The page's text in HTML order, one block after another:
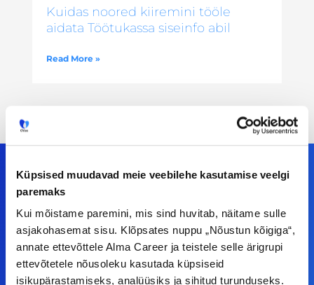
Küpsised muudavad meie veebilehe kasutamise veelgi
paremaks
Kui mõistame paremini, mis sind huvitab, näitame sulle
asjakohasemat sisu. Klõpsates nuppu „Nõustun kõigiga“,
annate ettevõttele Alma Career ja teistele selle ärigrupi
ettevõtetele nõusoleku kasutada küpsiseid
isikupärastamiseks, analüüsiks ja sihitud turunduseks.
Kuidas noored kiiremini tööle
aidata Töötukassa siseinfo abil
Read More »
Meiega leiad!
Tööelublogi.ee lehelt leiad kõik vajaliku, et olla
kursis tööturu uudistega. Kui sul on
ettepanekuid erinevate teemade osas või soovid